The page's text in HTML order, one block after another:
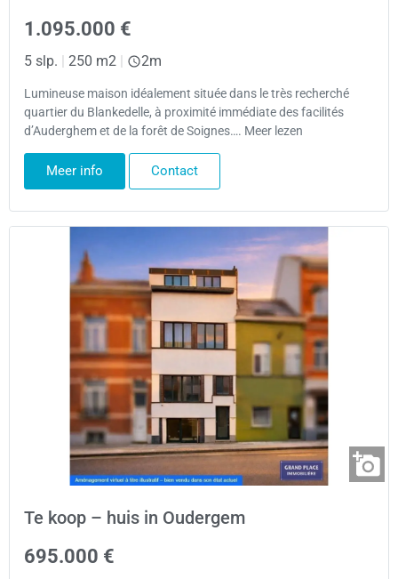
1.095.000 €
5 slp. | 250 m2 | 2m
Lumineuse maison idéalement située dans le très recherché
quartier du Blankedelle, à proximité immédiate des facilités
d’Auderghem et de la forêt de Soignes…. Meer lezen
Meer info Contact
Te koop – huis in Oudergem
695.000 €